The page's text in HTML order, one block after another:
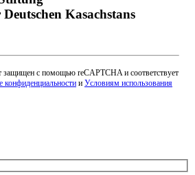
Kasachstans
защищен с помощью reCAPTCHA и соответствует
конфиденциальности и Условиям использования